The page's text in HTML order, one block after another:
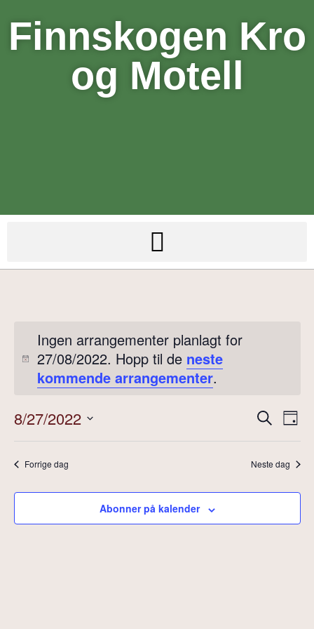
Finnskogen Kro
og Motell
Ingen arrangementer planlagt for
27/08/2022. Hopp til de neste
kommende arrangementer.
and
Søk Dag
8/27/2022
dato.
Forrige dag Neste dag
Abonner på kalender